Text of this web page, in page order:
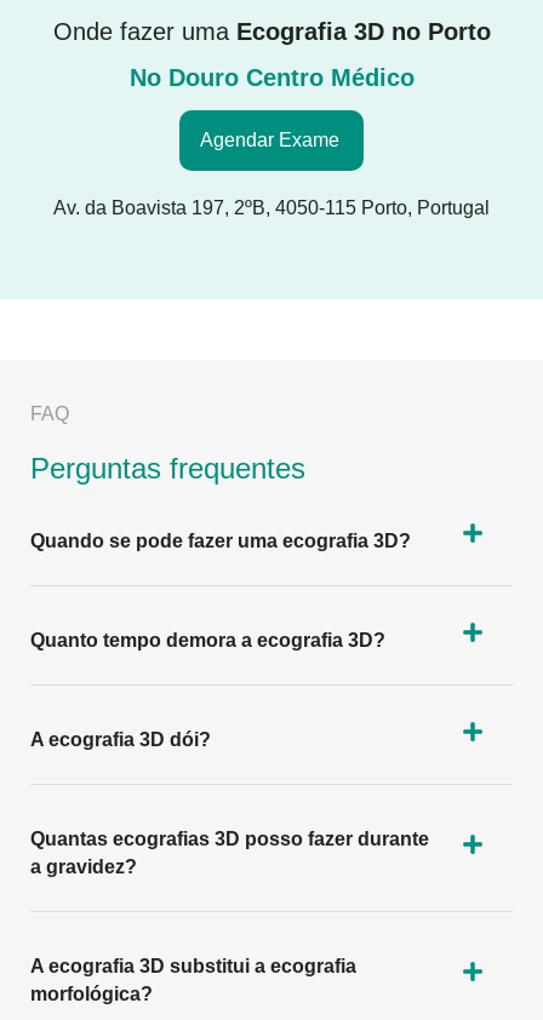
Onde fazer uma Ecografia 3D no Porto
No Douro Centro Médico
Agendar Exame
Av. da Boavista 197, 2ºB, 4050-115 Porto, Portugal
FAQ
Perguntas frequentes
Quando se pode fazer uma ecografia 3D?
Quanto tempo demora a ecografia 3D?
A ecografia 3D dói?
Quantas ecografias 3D posso fazer durante
a gravidez?
A ecografia 3D substitui a ecografia
morfológica?